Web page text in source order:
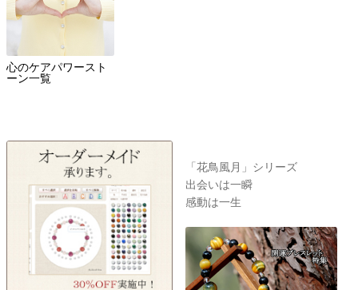
心のケアパワースト
ーン一覧
「花鳥風月」シリーズ
出会いは一瞬
感動は一生